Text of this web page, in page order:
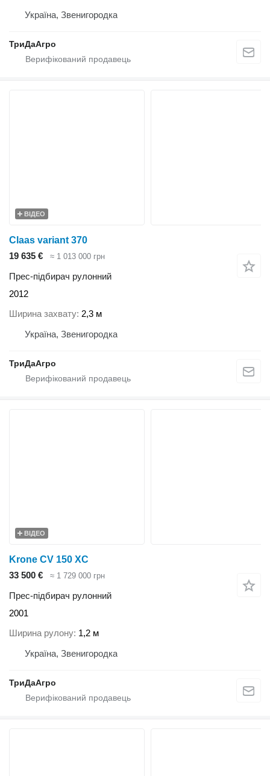
Україна, Звенигородка
ТриДаАгро
ВІДЕО
Claas variant 370
19 635 €
≈ 1 013 000 грн
Прес-підбирач рулонний
2012
Ширина захвату 2,3 м
Україна, Звенигородка
ТриДаАгро
ВІДЕО
Krone CV 150 XC
33 500 €
≈ 1 729 000 грн
Прес-підбирач рулонний
2001
Ширина рулону 1,2 м
Україна, Звенигородка
ТриДаАгро